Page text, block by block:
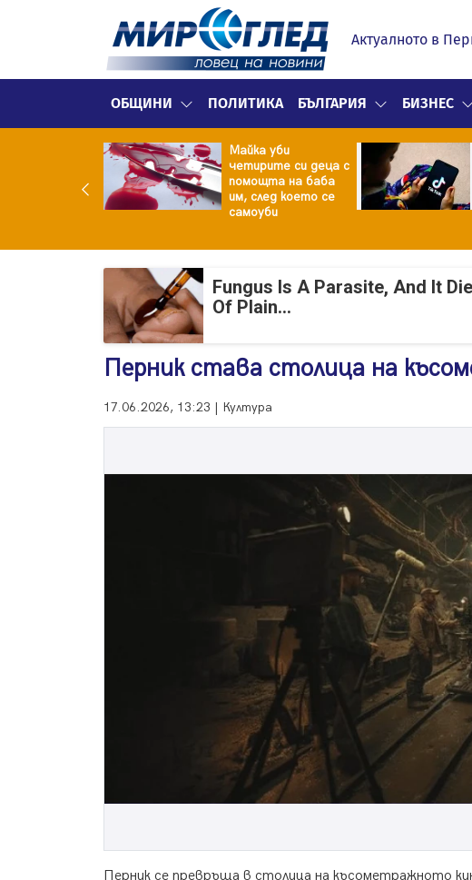
Актуалното в
ОБЩИНИ ПОЛИТИКА БЪЛГАРИЯ БИЗНЕС
и полово
Майка уби
четирите си деца с
помощта на баба
им, след което се
самоуби
Fungus Is A Parasite, And It
Of Plain...
Перник става столица на
17.06.2026, 13:23 | Култура
Перник се превръща в столица на късометражното